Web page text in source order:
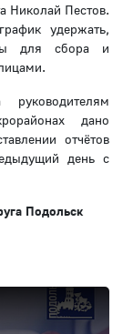
Николай Пестов.
удержать,
для сбора и
дано
отчётов
день с
Подольск